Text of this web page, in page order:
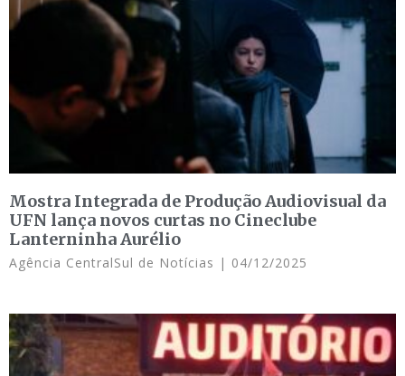
Mostra Integrada de Produção Audiovisual da
UFN lança novos curtas no Cineclube
Lanterninha Aurélio
Agência CentralSul de Notícias 04/12/2025